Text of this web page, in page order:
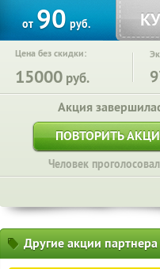
от 90руб.
Цена без скидки:
15000 руб.
Акция
ПОВТОРИТЬ
Человек
Другие акции партнера